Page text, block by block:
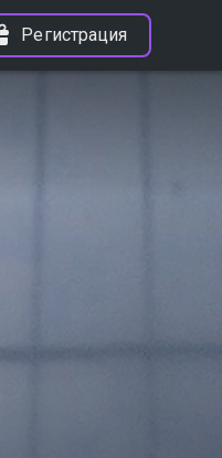
Регистрация